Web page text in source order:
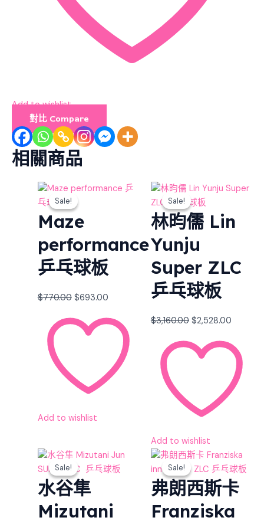
Add to wishlist
對比 Compare
相關商品
Sale!
Sale!
Maze
performance
乒乓球板
$770.00
Original
price
was:
$770.00.
$693.00
Current
Add to wishlist
Sale!
Sale!
林昀儒 Lin
Yunju
Super ZLC
乒乓球板
$3,160.00
Original
price
was:
$3,160.00.
$2,528.00
Current
is:
Add to wishlist
Sale!
Sale!
水谷隼
Mizutani
Original
price
was:
$2,710.00.
Current
price
$2,439.00.
Sale!
Sale!
弗朗西斯卡
Franziska
Original
price
was:
$2,250.00.
Current
price
is: